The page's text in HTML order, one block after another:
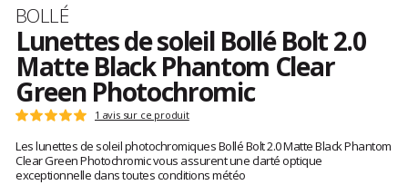
Marque
BOLLÉ
Lunettes de soleil Bollé Bolt 2.0
Matte Black Phantom Clear
Green Photochromic
Les
clients
Note
:
5
sur
1 avis sur ce produit
Les lunettes de soleil photochromiques Bollé Bolt 2.0 Matte Black Phantom
Clear Green Photochromic vous assurent une clarté optique
exceptionnelle dans toutes conditions météo